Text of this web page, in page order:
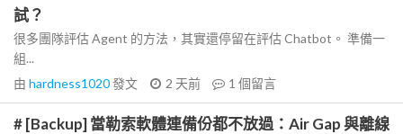
試？
很多團隊評估 Agent 的方法，其實還停留在評估 Chatbot。 準備一
組...
由 hardness1020發文 2 天前 1 個留言
# [Backup] 當勒索軟體連備份都不放過：Air Gap 與離線